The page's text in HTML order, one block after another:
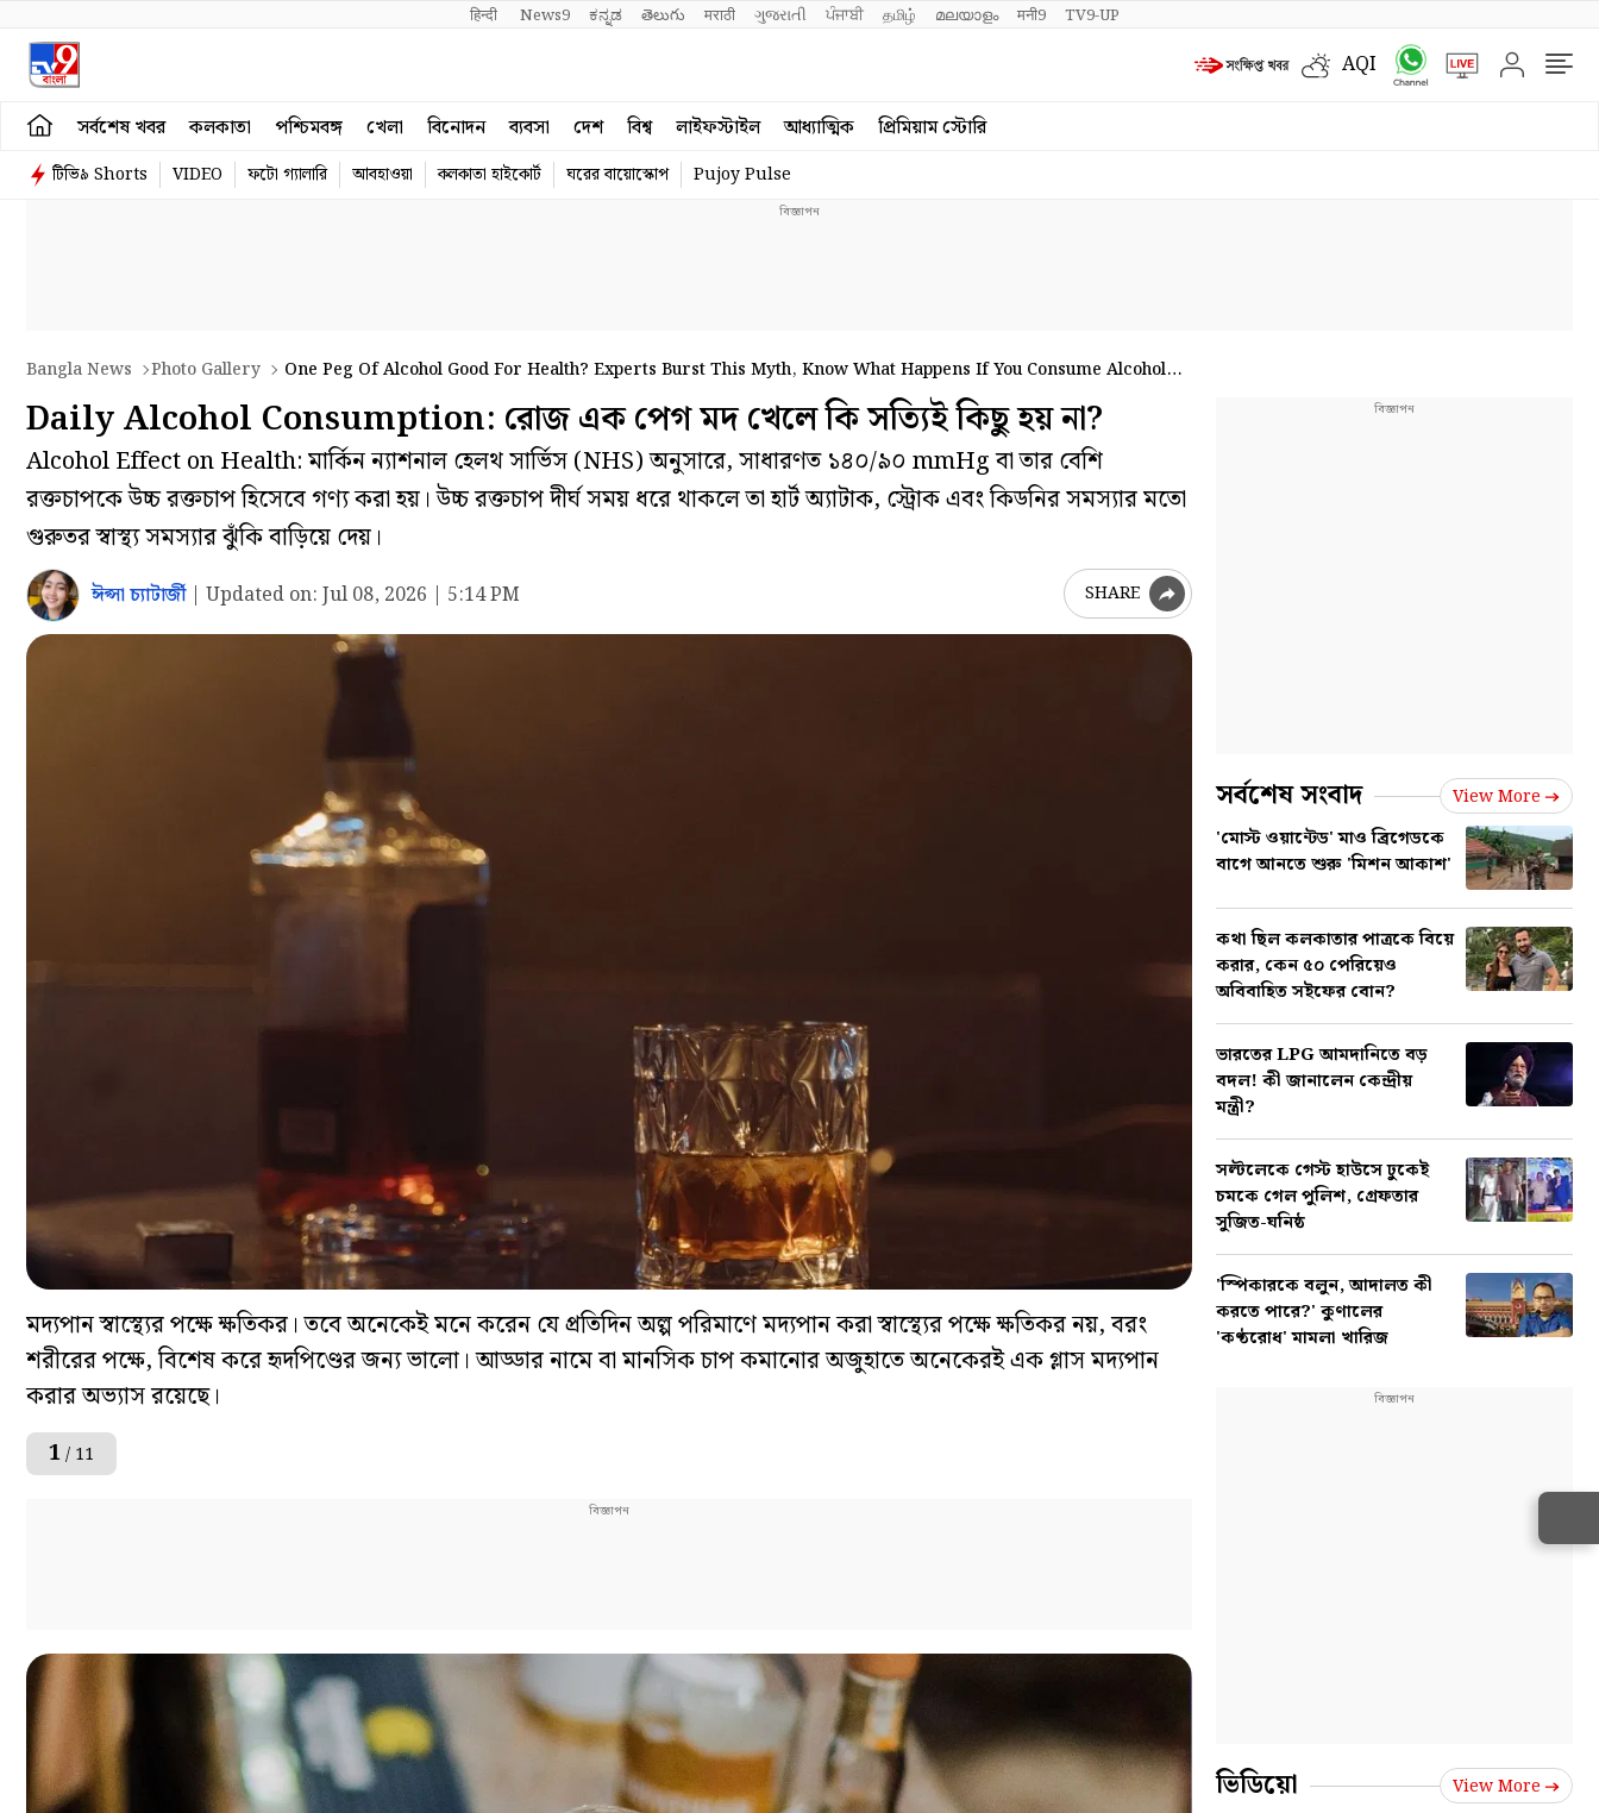
हिन्दी News9 ಕನ್ನಡ తెలుగు मराठी ગુજરાતી ਪੰਜਾਬੀ தமிழ் മലയാളം मनी9 TV9-UP
AQI
সর্বশেষ খবর কলকাতা পশ্চিমবঙ্গ খেলা বিনোদন ব্যবসা দেশ বিশ্ব লাইফস্টাইল আধ্যাত্মিক প্রিমিয়াম স্টোরি
টিভি৯ Shorts VIDEO ফটো গ্যালারি আবহাওয়া কলকাতা হাইকোর্ট ঘরের বায়োস্কোপ Pujoy Pulse
Bangla News Photo Gallery
One Peg Of Alcohol Good For Health? Experts Burst This Myth, Know What Happens If You Consume Alcohol
Daily
Daily Alcohol Consumption: রোজ এক পেগ মদ খেলে কি সত্যিই কিছু হয় না?
Alcohol Effect on Health: মার্কিন ন্যাশনাল হেলথ সার্ভিস (NHS) অনুসারে, সাধারণত ১৪০/৯০ mmHg বা তার বেশি
রক্তচাপকে উচ্চ রক্তচাপ হিসেবে গণ্য করা হয়। উচ্চ রক্তচাপ দীর্ঘ সময় ধরে থাকলে তা হার্ট অ্যাটাক, স্ট্রোক এবং কিডনির সমস্যার মতো
গুরুতর স্বাস্থ্য সমস্যার ঝুঁকি বাড়িয়ে দেয়।
ঈপ্সা চ্যাটার্জী| Updated on: Jul 08, 2026 | 5:14 PM SHARE
মদ্যপান স্বাস্থ্যের পক্ষে ক্ষতিকর। তবে অনেকেই মনে করেন যে প্রতিদিন অল্প পরিমাণে মদ্যপান করা স্বাস্থ্যের পক্ষে ক্ষতিকর নয়, বরং
শরীরের পক্ষে, বিশেষ করে হৃদপিণ্ডের জন্য ভালো। আড্ডার নামে বা মানসিক চাপ কমানোর অজুহাতে অনেকেরই এক গ্লাস মদ্যপান
করার অভ্যাস রয়েছে।
1/ 11
সর্বশেষ সংবাদ View More
'মোস্ট ওয়ান্টেড' মাও ব্রিগেডকে
বাগে আনতে শুরু 'মিশন আকাশ'
কথা ছিল কলকাতার পাত্রকে বিয়ে
করার, কেন ৫০ পেরিয়েও
অবিবাহিত সইফের বোন?
ভারতের LPG আমদানিতে বড়
বদল! কী জানালেন কেন্দ্রীয়
মন্ত্রী?
সল্টলেকে গেস্ট হাউসে ঢুকেই
চমকে গেল পুলিশ, গ্রেফতার
সুজিত-ঘনিষ্ঠ
'স্পিকারকে বলুন, আদালত কী
করতে পারে?' কুণালের
'কণ্ঠরোধ' মামলা খারিজ
ভিডিয়ো View More